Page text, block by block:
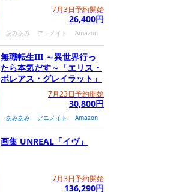
7月3日予約開始
26,400円
あみあみ アニメイト Amazon
無職転生III ～異世界行っ
たら本気だす～「エリス・
ボレアス・グレイラット」
7月23日予約開始
30,800円
あみあみ アニメイト Amazon
画集 UNREAL「イヴ」
7月3日予約開始
136,290円